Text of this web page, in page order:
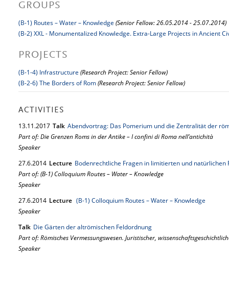
GROUPS
(B-1) Routes – Water – Knowledge (Senior Fellow: 26.05.2014 - 25.07.2014)
(B-2) XXL - Monumentalized Knowledge. Extra-Large Projects in Ancient
PROJECTS
(B-1-4) Infrastructure (Research Project: Senior Fellow)
(B-2-6) The Borders of Rom(Research Project: Senior Fellow)
ACTIVITIES
13.11.2017 Talk Abendvortrag: Das Pomerium und die Zentralität der
Part of: Die Grenzen Roms in der Antike – I confini di Roma nell’antichità
Speaker
27.6.2014 Lecture Bodenrechtliche Fragen in limitierten und natürlichen
Part of: (B-1) Colloquium Routes – Water – Knowledge
Speaker
27.6.2014 Lecture (B-1) Colloquium Routes – Water – Knowledge
Speaker
Talk Die Gärten der altrömischen Feldordnung
Part of: Römisches Vermessungswesen. Juristischer,
Speaker